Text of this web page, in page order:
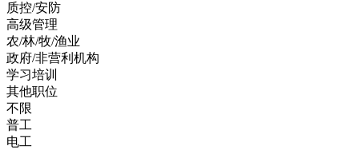
质控/安防
高级管理
农/林/牧/渔业
政府/非营利机构
学习培训
其他职位
不限
普工
电工